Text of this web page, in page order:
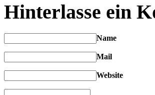
Hinterlasse ein
Name
Mail
Website